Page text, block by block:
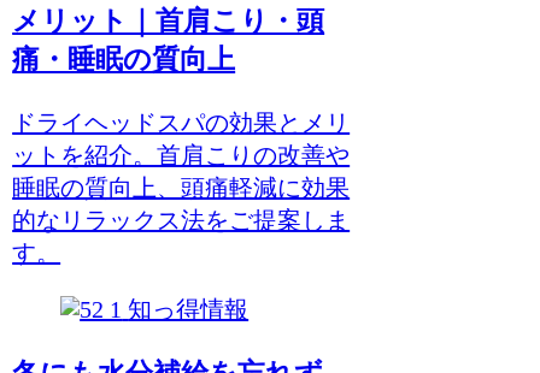
メリット｜首肩こり・頭
痛・睡眠の質向上
ドライヘッドスパの効果とメリ
ットを紹介。首肩こりの改善や
睡眠の質向上、頭痛軽減に効果
的なリラックス法をご提案しま
す。
知っ得情報